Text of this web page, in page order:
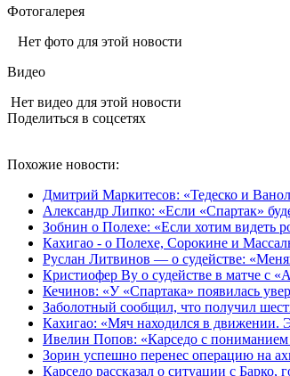
Фотогалерея
Нет фото для этой новости
Видео
Нет видео для этой новости
Поделиться в соцсетях
Похожие новости:
Дмитрий Маркитесов: «Тедеско и
Александр Липко: «Если «Спартак»
Зобнин о Полехе: «Если хотим видеть
Кахигао - о Полехе, Сорокине и
Руслан Литвинов — о судействе:
Кристиофер Ву о судействе в матче с
Кечинов: «У «Спартака» появилась
Заболотный сообщил, что получил
Кахигао: «Мяч находился в движении.
Ивелин Попов: «Карседо с пониманием
Зорин успешно перенес операцию на
Карседо рассказал о ситуации с